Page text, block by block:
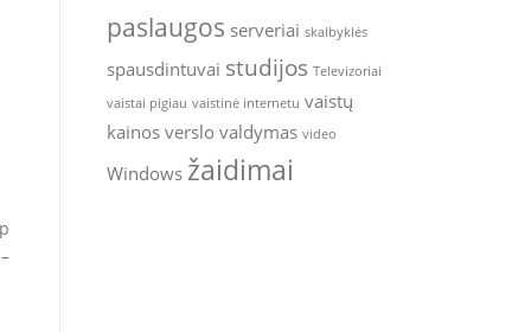
paslaugos serveriai skalbyklės
spausdintuvai studijos Televizoriai
vaistai pigiau vaistinė internetu vaistų
kainosverslo valdymas video
Windows žaidimai